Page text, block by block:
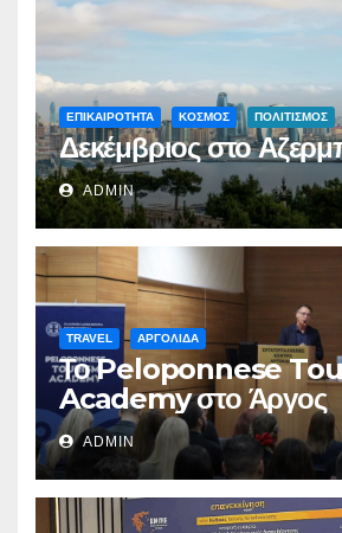
ΕΠΙΚΑΙΡΟΤΗΤΑ ΚΟΣΜΟΣ ΠΟΛΙΤΙΣΜΟΣ
Δεκέμβριος στο
ADMIN
TRAVEL ΑΡΓΟΛΙΔΑ
Το Peloponnese
Academy στο Άργος
ADMIN